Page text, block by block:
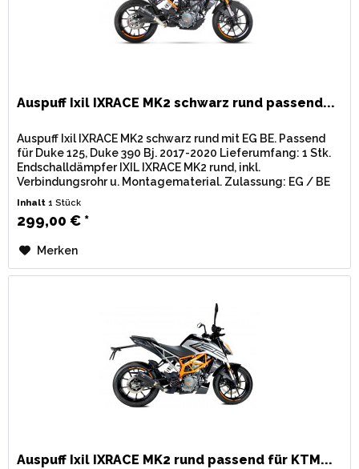
Auspuff Ixil IXRACE MK2 schwarz rund passend...
Auspuff Ixil IXRACE MK2 schwarz rund mit EG BE. Passend
für Duke 125, Duke 390 Bj. 2017-2020 Lieferumfang: 1 Stk.
Endschalldämpfer IXIL IXRACE MK2 rund, inkl.
Verbindungsrohr u. Montagematerial. Zulassung: EG / BE
Inhalt1 Stück
299,00 € *
Merken
Auspuff Ixil IXRACE MK2 rund passend für KTM...